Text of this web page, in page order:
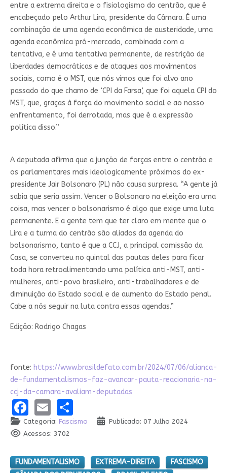
entre a extrema direita e o fisiologismo do centrão, que é
encabeçado pelo Arthur Lira, presidente da Câmara. É uma
combinação de uma agenda econômica de austeridade, uma
agenda econômica pró-mercado, combinada com a
tentativa, e é uma tentativa permanente, de restrição de
liberdades democráticas e de ataques aos movimentos
sociais, como é o MST, que nós vimos que foi alvo ano
passado do que chamo de ‘CPI da Farsa’, que foi aquela CPI do
MST, que, graças à força do movimento social e ao nosso
enfrentamento, foi derrotada, mas que é a expressão
política disso.”
A deputada afirma que a junção de forças entre o centrão e
os parlamentares mais ideologicamente próximos do ex-
presidente Jair Bolsonaro (PL) não causa surpresa. “A gente já
sabia que seria assim. Vencer o Bolsonaro na eleição era uma
coisa, mas vencer o bolsonarismo é algo que exige uma luta
permanente. E a gente tem que ter claro em mente que o
Lira e a turma do centrão são aliados da agenda do
bolsonarismo, tanto é que a CCJ, a principal comissão da
Casa, se converteu no quintal das pautas deles para ficar
toda hora retroalimentando uma política anti-MST, anti-
mulheres, anti-povo brasileiro, anti-trabalhadores e de
diminuição do Estado social e de aumento do Estado penal.
Cabe a nós seguir na luta contra essas agendas.”
Edição: Rodrigo Chagas
fonte: https://www.brasildefato.com.br/2024/07/06/alianca-
de-fundamentalismos-faz-avancar-pauta-reacionaria-na-
ccj-da-camara-avaliam-deputadas
Facebook
EmailShare
Categoria: Fascismo
Publicado: 07 Julho 2024
Acessos: 3702
FUNDAMENTALISMO EXTREMA-DIREITA
FASCISMO